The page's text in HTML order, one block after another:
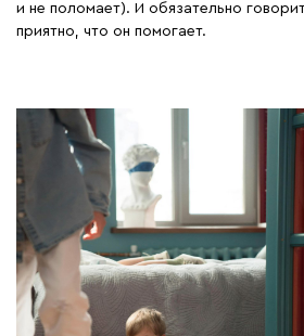
и не поломает). И обязательно
приятно, что он помогает.